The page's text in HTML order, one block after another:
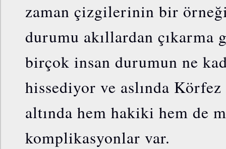
zaman çizgilerinin bir
durumu akıllardan çıkarma
birçok insan durumun ne
hissediyor ve aslında
altında hem hakiki hem de
komplikasyonlar var.